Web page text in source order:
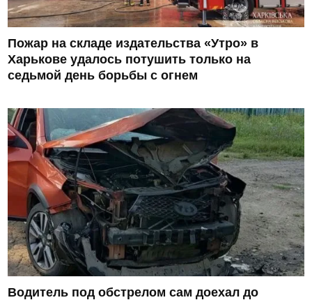
Пожар на складе издательства «Утро» в
Харькове удалось потушить только на
седьмой день борьбы с огнем
Водитель под обстрелом сам доехал до